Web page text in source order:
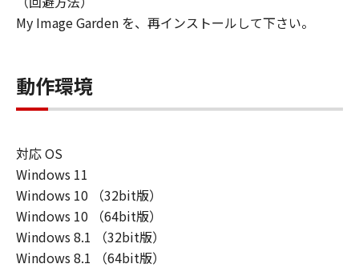
My Image Garden を、再インストールして下さい。
動作環境
対応 OS
Windows 11
Windows 10 （32bit版）
Windows 10 （64bit版）
Windows 8.1 （32bit版）
Windows 8.1 （64bit版）